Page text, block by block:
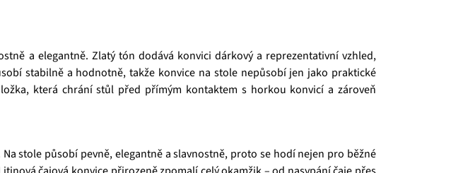
a elegantně. Zlatý tón dodává konvici dárkový a reprezentativní vzhled,
stabilně a hodnotně, takže konvice na stole nepůsobí jen jako praktické
která chrání stůl před přímým kontaktem s horkou konvicí a zároveň
stole působí pevně, elegantně a slavnostně, proto se hodí nejen pro běžné